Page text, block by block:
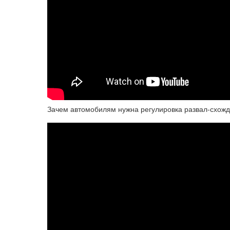
Зачем автомобилям нужна регулировка развал-